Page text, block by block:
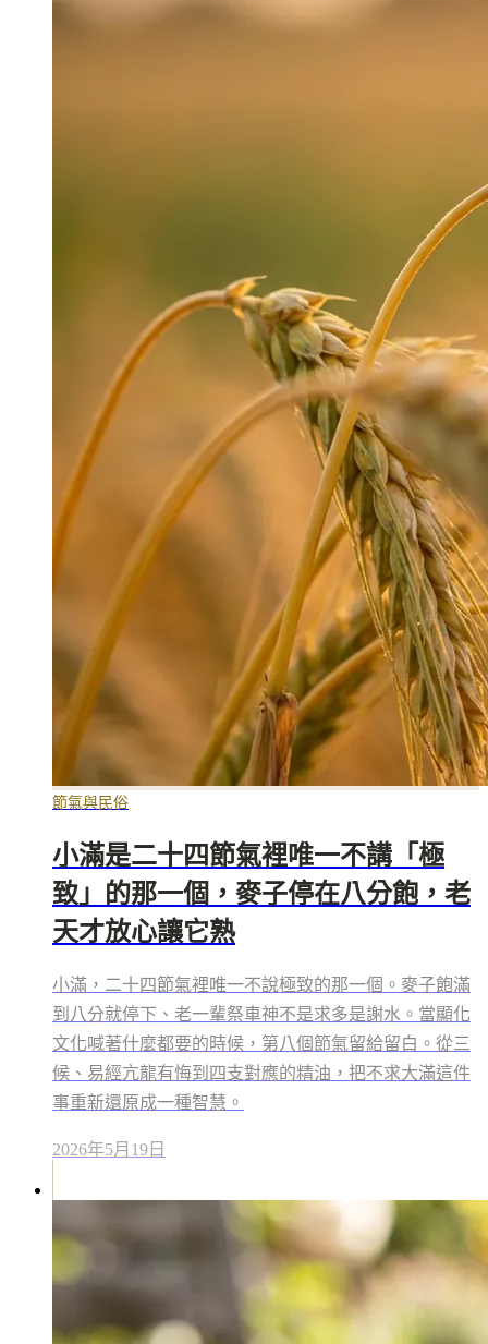
節氣與民俗
小滿是二十四節氣裡唯一不講「極
致」的那一個，麥子停在八分飽，老
天才放心讓它熟
小滿，二十四節氣裡唯一不說極致的那一個。麥子飽滿
到八分就停下、老一輩祭車神不是求多是謝水。當顯化
文化喊著什麼都要的時候，第八個節氣留給留白。從三
候、易經亢龍有悔到四支對應的精油，把不求大滿這件
事重新還原成一種智慧。
2026年5月19日